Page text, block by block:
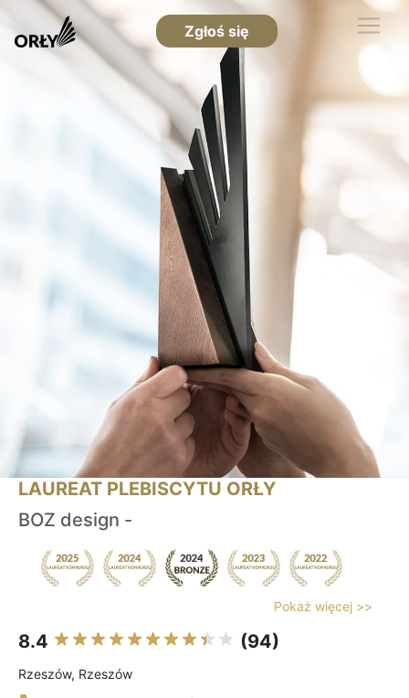
Zgłoś się
LAUREAT PLEBISCYTU ORŁY
BOZ design -
Pokaż więcej >>
8.4 (94)
Rzeszów, Rzeszów